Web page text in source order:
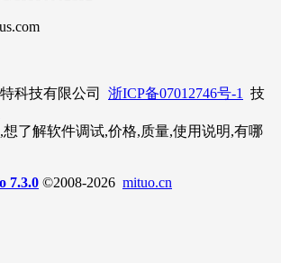
科技有限公司 浙ICP备07012746号-1
技
了解软件调试,价格,质量,使用说明,有哪
7.3.0 ©2008-2026 mituo.cn